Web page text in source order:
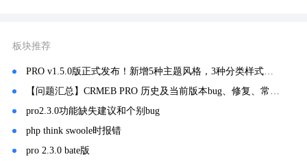
板块推荐
PRO v1.5.0版正式发布！新增5种主题风格，3种分类样式，更有对外接口等全面更新
【问题汇总】CRMEB PRO 历史及当前版本bug、修复、常见问题记录汇总！
pro2.3.0功能缺失建议和个别bug
php think swoole时报错
pro 2.3.0 bate版